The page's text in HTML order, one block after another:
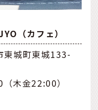
（カフェ）
東城町東城133-
木金22:00）